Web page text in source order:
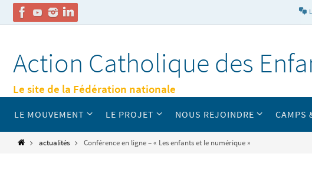
contenu
Action Catholique des
Le site de la Fédération nationale
contenu
LE MOUVEMENT LE PROJET NOUS REJOINDRE CAMPS
Homeactualités Conférence en ligne – « Les enfants et le numérique »